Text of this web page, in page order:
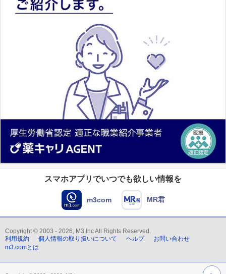
スマホアプリでいつでも欲しい情報を
m3com MR君
Copyright © 2003 - 2026, M3 Inc All Rights Reserved.
利用規約
個人情報の取り扱いについて ヘルプ
お問い合わせ
m3.comとは